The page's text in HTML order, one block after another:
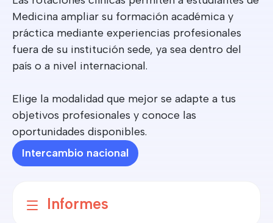
Medicina ampliar su formación académica y
práctica mediante experiencias profesionales
fuera de su institución sede, ya sea dentro del
país o a nivel internacional.
Elige la modalidad que mejor se adapte a tus
objetivos profesionales y conoce las
oportunidades disponibles.
Intercambio nacional
Informes